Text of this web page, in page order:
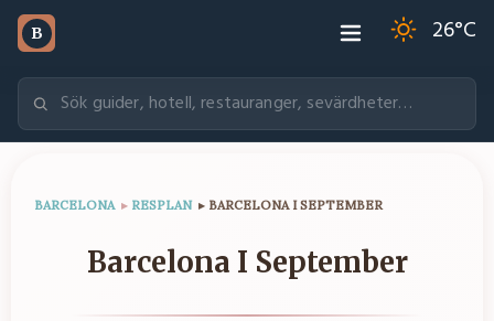
B 26°C
BARCELONA ▸ RESPLAN ▸ BARCELONA I SEPTEMBER
Barcelona I September